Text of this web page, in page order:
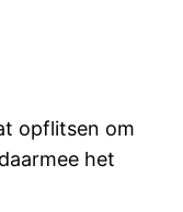
opflitsen om
het